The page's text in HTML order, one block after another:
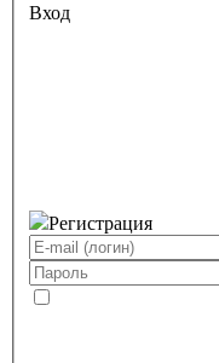
Вход
Регистрация